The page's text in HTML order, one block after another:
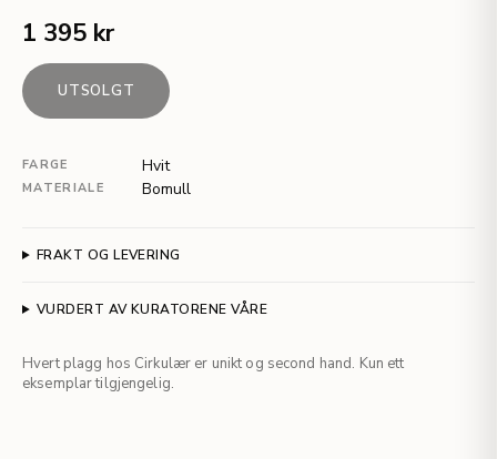
1 395 kr
UTSOLGT
FARGE Hvit
MATERIALE Bomull
FRAKT OG LEVERING
VURDERT AV KURATORENE VÅRE
Hvert plagg hos Cirkulær er unikt og second hand. Kun ett
eksemplar tilgjengelig.